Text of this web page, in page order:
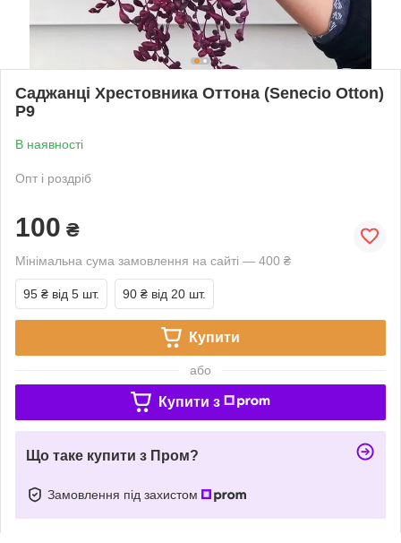
Саджанці Хрестовника Оттона (Senecio Otton)
Р9
В наявності
Опт і роздріб
100 ₴
Мінімальна сума замовлення на сайті — 400 ₴
95 ₴ від 5 шт. 90 ₴ від 20 шт.
Купити
або
Купити з
Що таке купити з Пром?
Замовлення під захистом